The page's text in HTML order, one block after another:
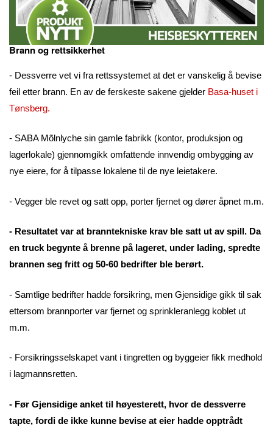
Brann og rettsikkerhet
- Dessverre vet vi fra rettssystemet at det er vanskelig å bevise
feil etter brann. En av de ferskeste sakene gjelder Basa-huset i
Tønsberg.
- SABA Mõlnlyche sin gamle fabrikk (kontor, produksjon og
lagerlokale) gjennomgikk omfattende innvendig ombygging av
nye eiere, for å tilpasse lokalene til de nye leietakere.
- Vegger ble revet og satt opp, porter fjernet og dører åpnet m.m.
- Resultatet var at branntekniske krav ble satt ut av spill. Da
en truck begynte å brenne på lageret, under lading, spredte
brannen seg fritt og 50-60 bedrifter ble berørt.
- Samtlige bedrifter hadde forsikring, men Gjensidige gikk til sak
ettersom brannporter var fjernet og sprinkleranlegg koblet ut
m.m.
- Forsikringsselskapet vant i tingretten og byggeier fikk medhold
i lagmannsretten.
- Før Gjensidige anket til høyesterett, hvor de dessverre
tapte, fordi de ikke kunne bevise at eier hadde opptrådt